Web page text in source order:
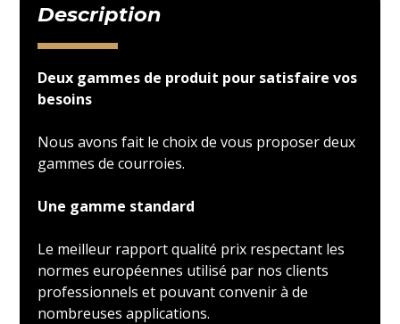
Description
Deux gammes de produit pour satisfaire vos
besoins
Nous avons fait le choix de vous proposer deux
gammes de courroies.
Une gamme standard
Le meilleur rapport qualité prix respectant les
normes européennes utilisé par nos clients
professionnels et pouvant convenir à de
nombreuses applications.